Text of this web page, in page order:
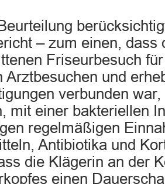
– zum einen, dass
Friseurbesuch
Arztbesuchen und
verbunden
mit einer bakteriellen
regelmäßigen
Antibiotika und
die Klägerin an der
einen